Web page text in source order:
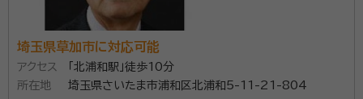
埼玉県草加市に対応可能
アクセス
「北浦和駅」徒歩10分
所在地
埼玉県さいたま市浦和区北浦和5-11-21-804